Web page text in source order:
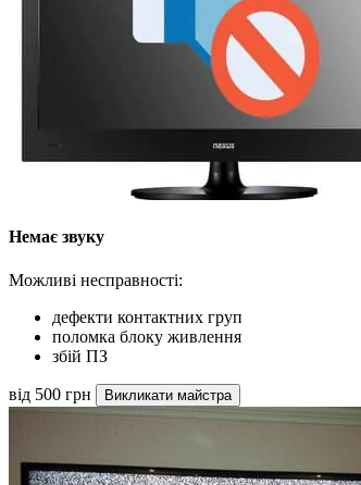
Немає звуку
Можливі несправності:
дефекти контактних груп
поломка блоку живлення
збій ПЗ
від 500 грн Викликати майстра